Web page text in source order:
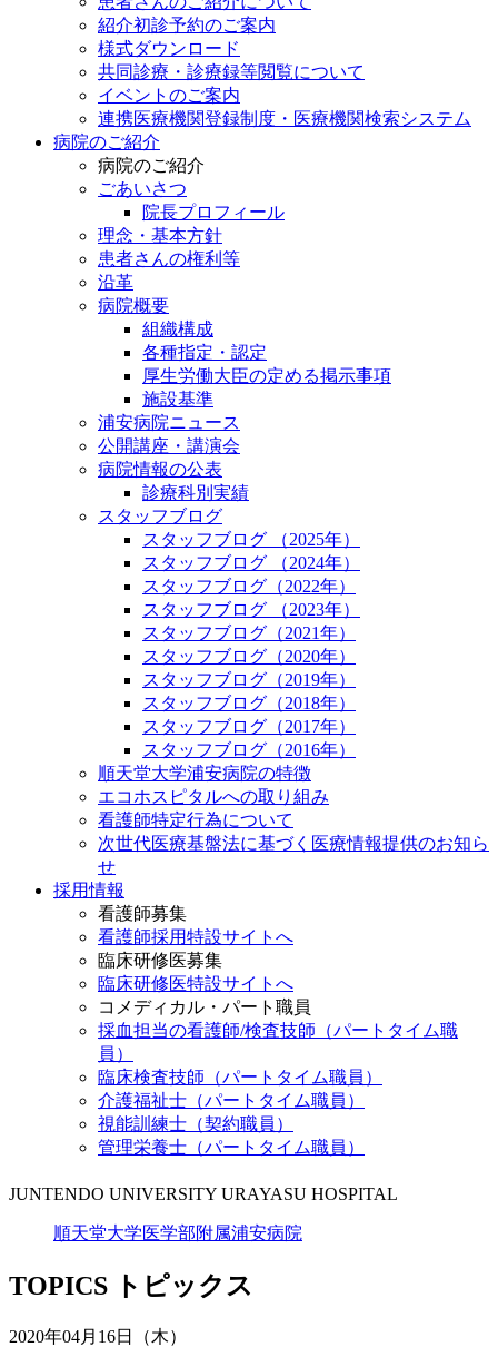
紹介初診予約のご案内
様式ダウンロード
共同診療・診療録等閲覧について
イベントのご案内
連携医療機関登録制度・医療機関検索システム
病院のご紹介
病院のご紹介
ごあいさつ
院長プロフィール
理念・基本方針
患者さんの権利等
沿革
病院概要
組織構成
各種指定・認定
厚生労働大臣の定める掲示事項
施設基準
浦安病院ニュース
公開講座・講演会
病院情報の公表
診療科別実績
スタッフブログ
スタッフブログ （2025年）
スタッフブログ （2024年）
スタッフブログ（2022年）
スタッフブログ （2023年）
スタッフブログ（2021年）
スタッフブログ（2020年）
スタッフブログ（2019年）
スタッフブログ（2018年）
スタッフブログ（2017年）
スタッフブログ（2016年）
順天堂大学浦安病院の特徴
エコホスピタルへの取り組み
看護師特定行為について
次世代医療基盤法に基づく医療情報提供のお知ら
せ
採用情報
看護師募集
看護師採用特設サイトへ
臨床研修医募集
臨床研修医特設サイトへ
コメディカル・パート職員
採血担当の看護師/検査技師（パートタイム職
員）
臨床検査技師（パートタイム職員）
介護福祉士（パートタイム職員）
視能訓練士（契約職員）
管理栄養士（パートタイム職員）
JUNTENDO UNIVERSITY URAYASU HOSPITAL
順天堂大学医学部附属浦安病院
TOPICS トピックス
2020年04月16日（木）